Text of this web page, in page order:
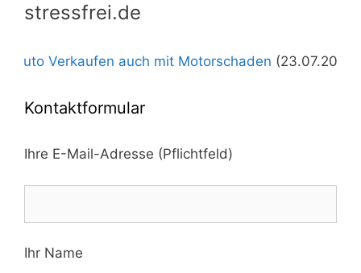
stressfrei.de
auch mit Motorschaden (23.07.2026)+++
Kontaktformular
Ihre E-Mail-Adresse (Pflichtfeld)
Ihr Name